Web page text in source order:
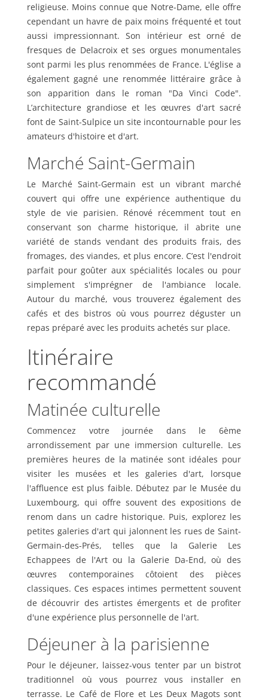
religieuse. Moins connue que Notre-Dame, elle offre
cependant un havre de paix moins fréquenté et tout
aussi impressionnant. Son intérieur est orné de
fresques de Delacroix et ses orgues monumentales
sont parmi les plus renommées de France. L'église a
également gagné une renommée littéraire grâce à
son apparition dans le roman "Da Vinci Code".
L’architecture grandiose et les œuvres d'art sacré
font de Saint-Sulpice un site incontournable pour les
amateurs d'histoire et d'art.
Marché Saint-Germain
Le Marché Saint-Germain est un vibrant marché
couvert qui offre une expérience authentique du
style de vie parisien. Rénové récemment tout en
conservant son charme historique, il abrite une
variété de stands vendant des produits frais, des
fromages, des viandes, et plus encore. C’est l'endroit
parfait pour goûter aux spécialités locales ou pour
simplement s'imprégner de l'ambiance locale.
Autour du marché, vous trouverez également des
cafés et des bistros où vous pourrez déguster un
repas préparé avec les produits achetés sur place.
Itinéraire
recommandé
Matinée culturelle
Commencez votre journée dans le 6ème
arrondissement par une immersion culturelle. Les
premières heures de la matinée sont idéales pour
visiter les musées et les galeries d'art, lorsque
l'affluence est plus faible. Débutez par le Musée du
Luxembourg, qui offre souvent des expositions de
renom dans un cadre historique. Puis, explorez les
petites galeries d'art qui jalonnent les rues de Saint-
Germain-des-Prés, telles que la Galerie Les
Echappees de l'Art ou la Galerie Da-End, où des
œuvres contemporaines côtoient des pièces
classiques. Ces espaces intimes permettent souvent
de découvrir des artistes émergents et de profiter
d'une expérience plus personnelle de l'art.
Déjeuner à la parisienne
Pour le déjeuner, laissez-vous tenter par un bistrot
traditionnel où vous pourrez vous installer en
terrasse. Le Café de Flore et Les Deux Magots sont